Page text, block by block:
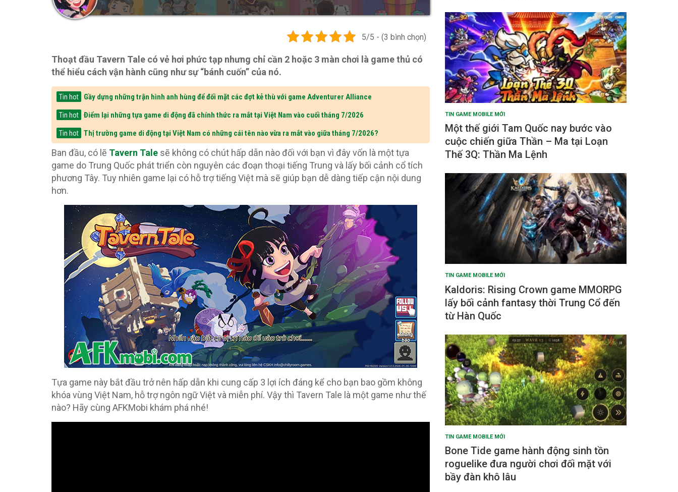
5/5 - (3 bình chọn)
Thoạt đầu Tavern Tale có vẻ hơi phức tạp nhưng chỉ cần 2 hoặc 3 màn chơi là game thủ có
thể hiểu cách vận hành cũng như sự “bánh cuốn” của nó.
Tin hot Gầy dựng những trận hình anh hùng để đối mặt các đợt kẻ thù với game Adventurer Alliance
Tin hot Điểm lại những tựa game di động đã chính thức ra mắt tại Việt Nam vào cuối tháng 7/2026
Tin hot Thị trường game di động tại Việt Nam có những cái tên nào vừa ra mắt vào giữa tháng 7/2026?
Ban đầu, có lẽ Tavern Tale sẽ không có chút hấp dẫn nào đối với bạn vì đây vốn là một tựa
game do Trung Quốc phát triển còn nguyên các đoạn thoại tiếng Trung và lấy bối cảnh cổ tích
phương Tây. Tuy nhiên game lại có hỗ trợ tiếng Việt mà sẽ giúp bạn dễ dàng tiếp cận nội dung
hơn.
Tựa game này bắt đầu trở nên hấp dẫn khi cung cấp 3 lợi ích đáng kể cho bạn bao gồm không
khóa vùng Việt Nam, hỗ trợ ngôn ngữ Việt và miễn phí. Vậy thì Tavern Tale là một game như thế
nào? Hãy cùng AFKMobi khám phá nhé!
TIN GAME MOBILE MỚI
Một thế giới Tam Quốc nay bước vào
cuộc chiến giữa Thần – Ma tại Loạn
Thế 3Q: Thần Ma Lệnh
TIN GAME MOBILE MỚI
Kaldoris: Rising Crown game MMORPG
lấy bối cảnh fantasy thời Trung Cổ đến
từ Hàn Quốc
TIN GAME MOBILE MỚI
Bone Tide game hành động sinh tồn
roguelike đưa người chơi đối mặt với
bầy đàn khô lâu